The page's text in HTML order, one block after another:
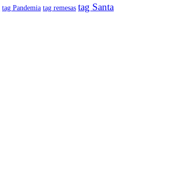
tag Pandemia tag remesas tag Santa